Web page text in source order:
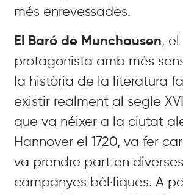
més enrevessades.
El Baró de Munchausen, el
protagonista amb més
la història de la literatura
existir realment al segle
que va néixer a la ciutat
Hannover el 1720, va fer
va prendre part en diverses
campanyes bèl·liques. A